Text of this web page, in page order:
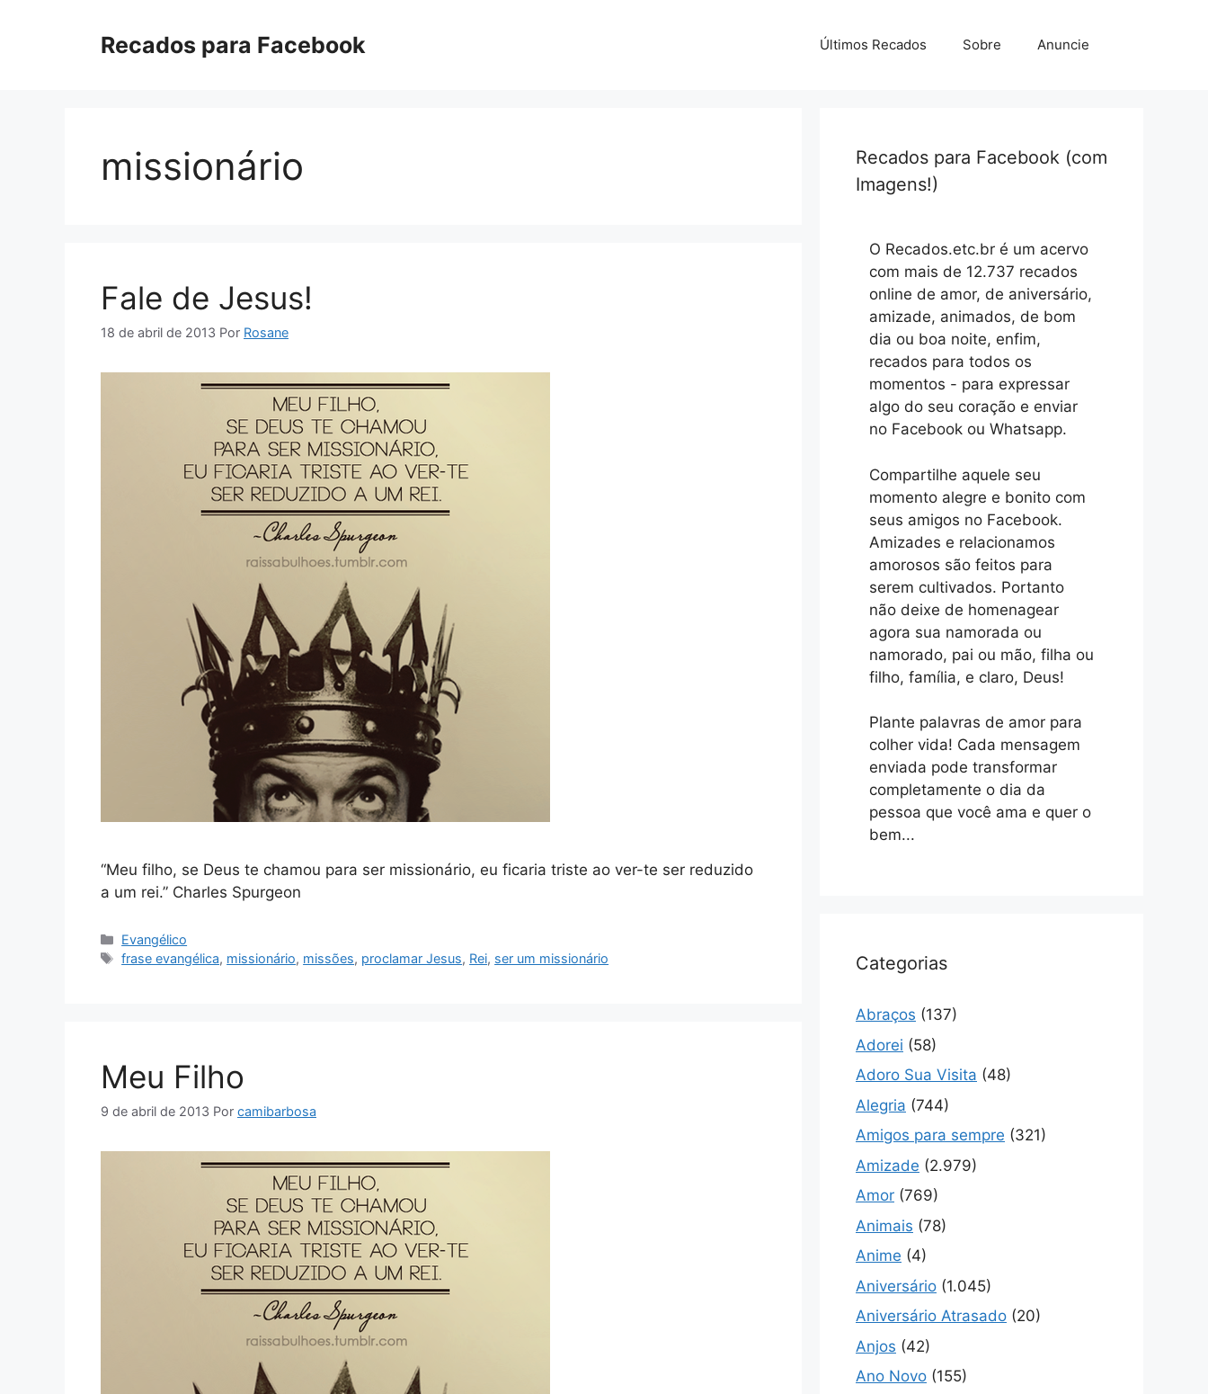
Recados para Facebook Últimos Recados Sobre Anuncie
missionário
Fale de Jesus!
18 de abril de 2013 Por Rosane
“Meu filho, se Deus te chamou para ser missionário, eu ficaria triste ao ver-te ser reduzido
a um rei.” Charles Spurgeon
Categorias
Evangélico
Tags
frase evangélica, missionário, missões, proclamar Jesus, Rei, ser um missionário
Meu Filho
9 de abril de 2013 Por camibarbosa
Recados para Facebook (com
Imagens!)
O Recados.etc.br é um acervo
com mais de 12.737 recados
online de amor, de aniversário,
amizade, animados, de bom
dia ou boa noite, enfim,
recados para todos os
momentos - para expressar
algo do seu coração e enviar
no Facebook ou Whatsapp.
Compartilhe aquele seu
momento alegre e bonito com
seus amigos no Facebook.
Amizades e relacionamos
amorosos são feitos para
serem cultivados. Portanto
não deixe de homenagear
agora sua namorada ou
namorado, pai ou mão, filha ou
filho, família, e claro, Deus!
Plante palavras de amor para
colher vida! Cada mensagem
enviada pode transformar
completamente o dia da
pessoa que você ama e quer o
bem...
Categorias
Abraços (137)
Adorei (58)
Adoro Sua Visita (48)
Alegria (744)
Amigos para sempre (321)
Amizade (2.979)
Amor (769)
Animais (78)
Anime (4)
Aniversário (1.045)
Aniversário Atrasado (20)
Anjos (42)
Ano Novo (155)